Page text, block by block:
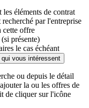
les éléments de contrat
par l'entreprise
cette offre
présente)
le cas échéant
vous intéressent
ou depuis le détail
la ou les offres de
de cliquer sur l'icône